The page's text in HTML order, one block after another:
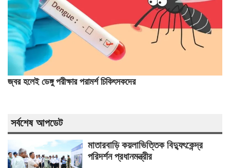
জ্বর হলেই ডেঙ্গু পরীক্ষার পরামর্শ চিকিৎসকদের
সর্বশেষ আপডেট
মাতারবাড়ি কয়লাভিত্তিক বিদ্যুৎকেন্দ্র
পরিদর্শন প্রধানমন্ত্রীর